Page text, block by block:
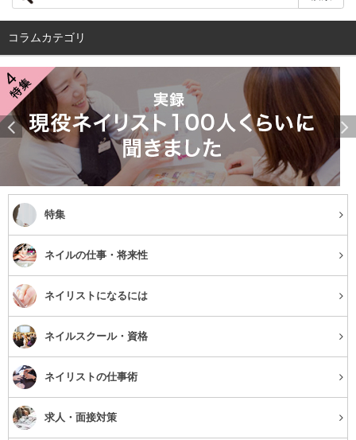
公正競争規約というものに基づいて「カフェインレス」と
表示する場合は、カフェイン含有量は10％以下という決ま
りしかないので、市販のデカフェコーヒーのカフェイン含
有量は1～10％と、企業や商品によってかなり違いがある
ので、カフェインの摂取を控えている人は成分表示などで
確認しましょう。
デカフェとカフェインレスは違うもの？
まず、コーヒーの売り場に行くと「デカフェ」や「カフェ
インレス」の表示を目にしますが、これらは実は同じ意味
のもの。カフェインレスとは「カフェインを少量含む」と
いう意味なので、この2つは同じものだと捉えて良いでし
ょう。
ノンカフェインとの違い
コラムカテゴリ
特集
ネイルの仕事・将来性
ネイリストになるには
ネイルスクール・資格
ネイリストの仕事術
求人・面接対策